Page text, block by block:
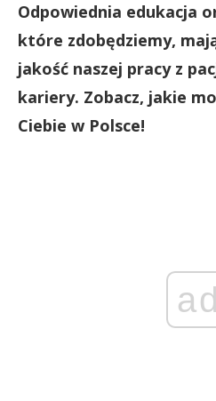
Odpowiednia edukacja
które zdobędziemy,
jakość naszej pracy z
kariery. Zobacz, jakie
Ciebie w Polsce!
ad